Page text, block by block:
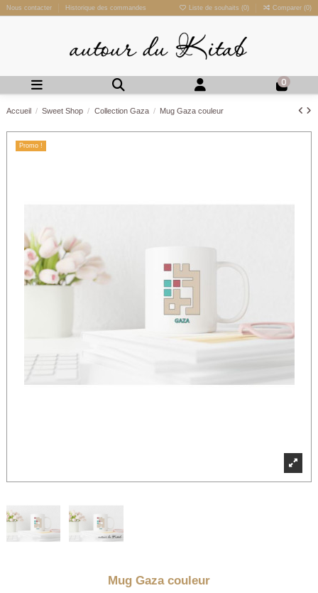
Nous contacter Historique des commandes Liste de souhaits (0) Comparer (0)
0
Accueil Sweet Shop Collection Gaza Mug Gaza couleur
Promo !
Mug Gaza couleur